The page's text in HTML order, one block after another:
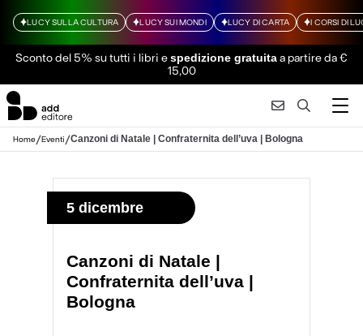
LUCY SULLA CULTURA LUCY SUI MONDI LUCY DI CARTA I CORSI DI
Sconto del 5% su tutti i libri espedizione gratuitaa partire da €
15,00
Home/Eventi/Canzoni di Natale | Confraternita dell’uva | Bologna
5 dicembre
Canzoni di Natale |
Confraternita dell’uva |
Bologna